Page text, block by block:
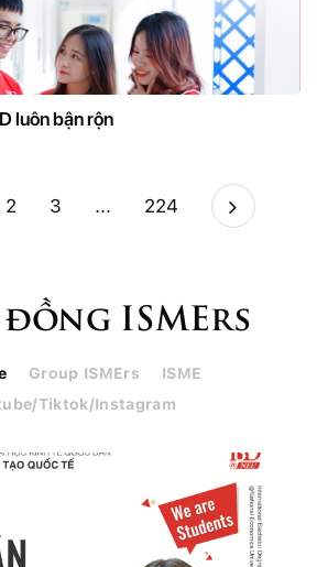
luôn bận rộn
2 3 ... 224
ISMErs
Group ISMErs
ISME
Tiktok/Instagram